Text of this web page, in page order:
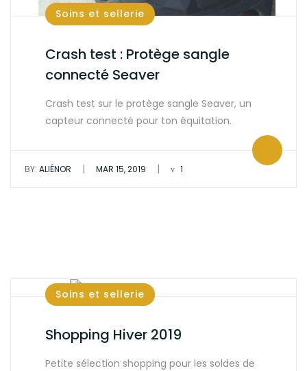
Soins et sellerie
Crash test : Protège sangle
connecté Seaver
Crash test sur le protège sangle Seaver, un
capteur connecté pour ton équitation.
BY: ALIÉNOR | MAR 15, 2019 | 1
Soins et sellerie
Shopping Hiver 2019
Petite sélection shopping pour les soldes de